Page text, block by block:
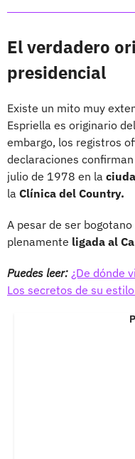
El verdadero
presidencial
Existe un mito muy
Espriella es originario del
embargo, los registros
declaraciones
julio de 1978 en la
la Clínica del Country.
A pesar de ser
plenamente ligada al
Puedes leer: ¿De dónde
Los secretos de su